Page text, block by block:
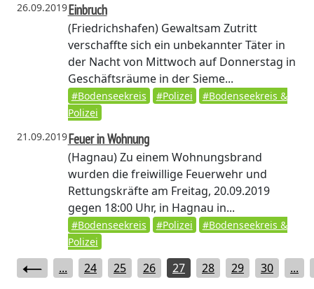
26.09.2019Einbruch
(Friedrichshafen)Gewaltsam Zutritt
verschaffte sich ein unbekannter Täter in
der Nacht von Mittwoch auf Donnerstag in
Geschäftsräume in der Sieme...
#Bodenseekreis #Polizei
#Bodenseekreis &
Polizei
21.09.2019Feuer in Wohnung
(Hagnau)Zu einem Wohnungsbrand
wurden die freiwillige Feuerwehr und
Rettungskräfte am Freitag, 20.09.2019
gegen 18:00 Uhr, in Hagnau in...
#Bodenseekreis #Polizei
#Bodenseekreis &
Polizei
... 24 25 26 27 28 29 30 ...